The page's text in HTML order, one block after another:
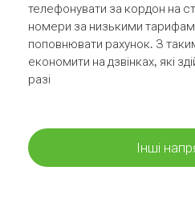
телефонувати за кордон на
номери за низькими
поповнювати рахунок. З
економити на дзвінках, які
разі
Інші